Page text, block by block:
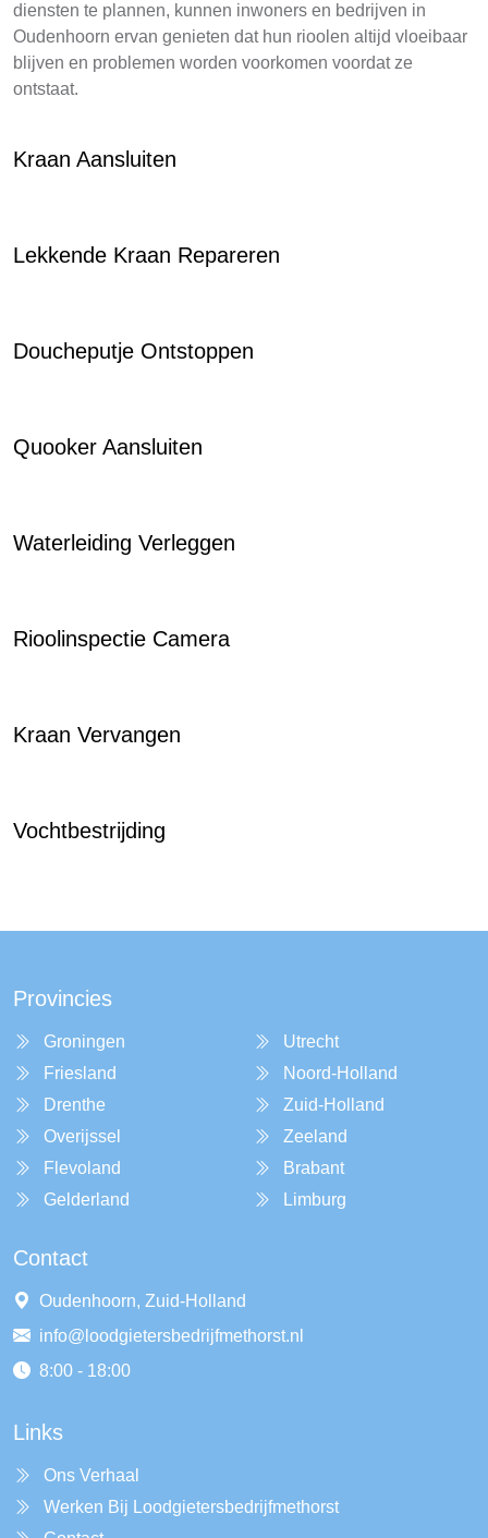
diensten te plannen, kunnen inwoners en bedrijven in
Oudenhoorn ervan genieten dat hun rioolen altijd vloeibaar
blijven en problemen worden voorkomen voordat ze
ontstaat.
Kraan Aansluiten
Lekkende Kraan Repareren
Doucheputje Ontstoppen
Quooker Aansluiten
Waterleiding Verleggen
Rioolinspectie Camera
Kraan Vervangen
Vochtbestrijding
Provincies
Groningen
Friesland
Drenthe
Overijssel
Flevoland
Gelderland
Utrecht
Noord-Holland
Zuid-Holland
Zeeland
Brabant
Limburg
Contact
Oudenhoorn, Zuid-Holland
info@loodgietersbedrijfmethorst.nl
8:00 - 18:00
Links
Ons Verhaal
Werken Bij Loodgietersbedrijfmethorst